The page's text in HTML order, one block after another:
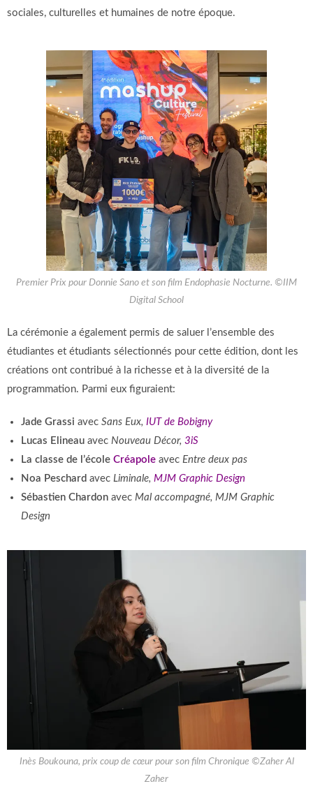
sociales, culturelles et humaines de notre époque.
Premier Prix pour Donnie Sano et son film Endophasie Nocturne. ©IIM
Digital School
La cérémonie a également permis de saluer l’ensemble des
étudiantes et étudiants sélectionnés pour cette édition, dont les
créations ont contribué à la richesse et à la diversité de la
programmation. Parmi eux figuraient:
Jade Grassi avec Sans Eux, IUT de Bobigny
Lucas Elineau avec Nouveau Décor, 3iS
La classe de l’école Créapole avec Entre deux pas
Noa Peschard avec Liminale, MJM Graphic Design
Sébastien Chardon avec Mal accompagné, MJM Graphic
Design
Inès Boukouna, prix coup de cœur pour son film Chronique ©Zaher Al
Zaher